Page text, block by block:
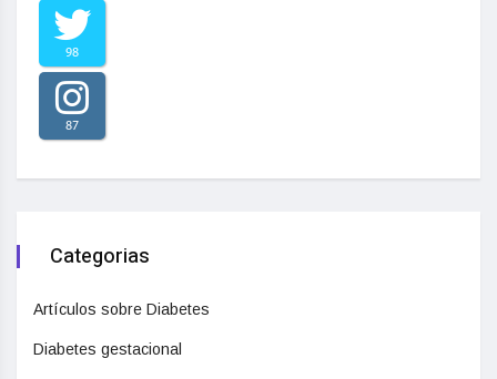
98
87
Categorias
Artículos sobre Diabetes
Diabetes gestacional